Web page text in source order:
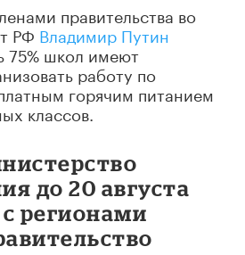
правительства во
РФ Владимир Путин
75% школ имеют
работу по
горячим питанием
классов.
до 20 августа
регионами